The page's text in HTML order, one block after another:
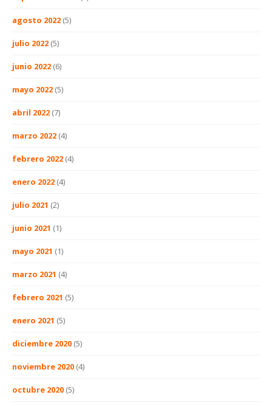
agosto 2022 (5)
julio 2022 (5)
junio 2022 (6)
mayo 2022 (5)
abril 2022 (7)
marzo 2022 (4)
febrero 2022 (4)
enero 2022 (4)
julio 2021 (2)
junio 2021 (1)
mayo 2021 (1)
marzo 2021 (4)
febrero 2021 (5)
enero 2021 (5)
diciembre 2020 (5)
noviembre 2020 (4)
octubre 2020 (5)